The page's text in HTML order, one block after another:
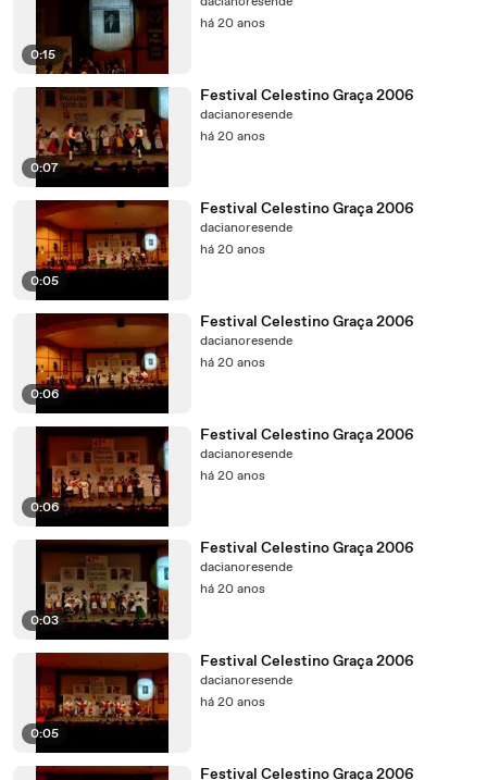
0:15
há 20 anos
0:07
Festival Celestino Graça 2006
dacianoresende
há 20 anos
0:05
Festival Celestino Graça 2006
dacianoresende
há 20 anos
0:06
Festival Celestino Graça 2006
dacianoresende
há 20 anos
0:06
Festival Celestino Graça 2006
dacianoresende
há 20 anos
0:03
Festival Celestino Graça 2006
dacianoresende
há 20 anos
0:05
Festival Celestino Graça 2006
dacianoresende
há 20 anos
Festival Celestino Graça 2006